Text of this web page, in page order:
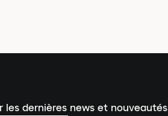
les dernières news et nouveautés